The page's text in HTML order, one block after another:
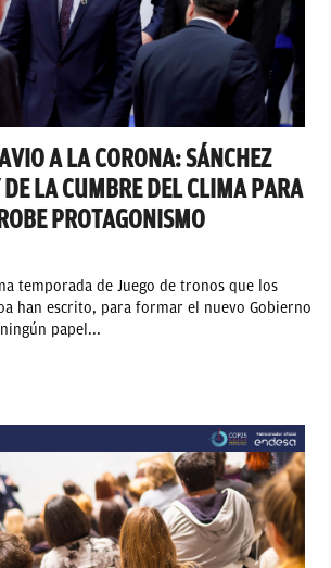
A LA CORONA: SÁNCHEZ
LA CUMBRE DEL CLIMA PARA
PROTAGONISMO
temporada de Juego de tronos que los
han escrito, para formar el nuevo Gobierno
papel...